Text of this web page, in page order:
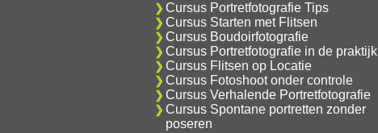
Cursus Portretfotografie Tips
Cursus Starten met Flitsen
Cursus Boudoirfotografie
Cursus Portretfotografie in de praktijk
Cursus Flitsen op Locatie
Cursus Fotoshoot onder controle
Cursus Verhalende Portretfotografie
Cursus Spontane portretten zonder
poseren